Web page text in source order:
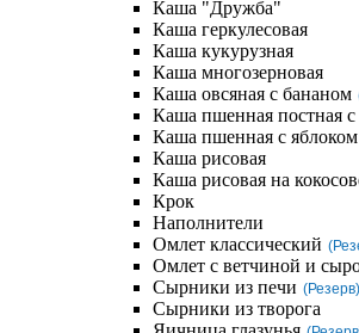
Каша "Дружба"
Каша геркулесовая
Каша кукурузная
Каша многозерновая
Каша овсяная с бананом
Каша пшенная постная
Каша пшенная с
Каша рисовая
Каша рисовая на
Крок
Наполнители
Омлет классический
Омлет с ветчиной и
Сырники из печи (Резерв)
Сырники из творога